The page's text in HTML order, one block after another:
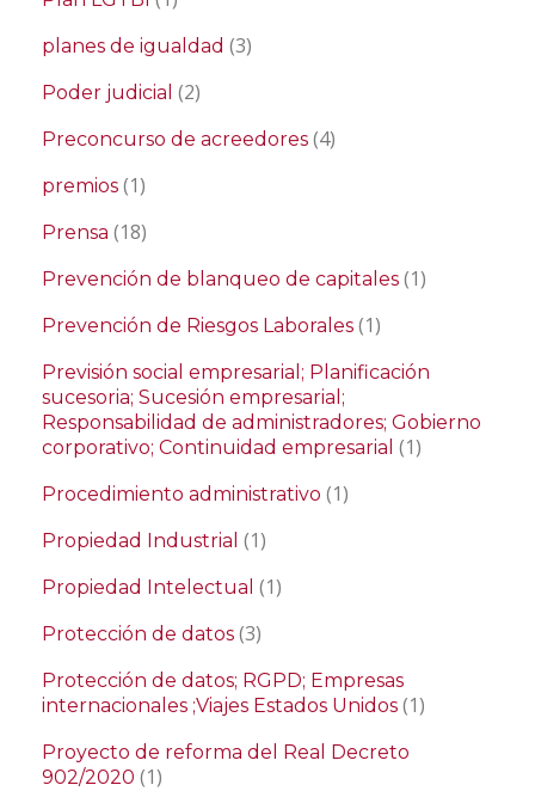
planes de igualdad (3)
Poder judicial (2)
Preconcurso de acreedores (4)
premios (1)
Prensa (18)
Prevención de blanqueo de capitales (1)
Prevención de Riesgos Laborales (1)
Previsión social empresarial; Planificación
sucesoria; Sucesión empresarial;
Responsabilidad de administradores; Gobierno
corporativo; Continuidad empresarial (1)
Procedimiento administrativo (1)
Propiedad Industrial (1)
Propiedad Intelectual (1)
Protección de datos (3)
Protección de datos; RGPD; Empresas
internacionales ;Viajes Estados Unidos (1)
Proyecto de reforma del Real Decreto
902/2020 (1)